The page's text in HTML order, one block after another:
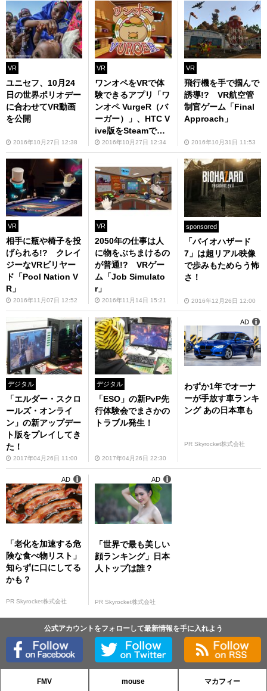
VR
ユニセフ、10月24
日の世界ポリオデー
に合わせてVR動画
を公開
2016年10月27日 12:38
VR
ワンオペをVRで体
験できるアプリ「ワ
ンオペ VurgeR（バ
ーガー）」、HTC V
ive版をSteamで公
開！2016年10月27日 12:34
VR
飛行機を手で掴んで
誘導!? VR航空管
制官ゲーム「Final
Approach」
2016年10月31日 11:53
VR
相手に瓶や椅子を投
げられる!? クレイ
ジーなVRビリヤー
ド「Pool Nation V
R」
2016年11月07日 12:52
VR
2050年の仕事は人
に物をぶちまけるの
が普通!? VRゲー
ム「Job Simulato
r」
2016年11月14日 15:21
sponsored
「バイオハザード
7」は超リアル映像
で歩みもためらう怖
さ！
2016年12月26日 12:00
デジタル
「エルダー・スクロ
ールズ・オンライ
ン」の新アップデー
ト版をプレイしてき
た！
2017年04月26日 11:00
デジタル
「ESO」の新PvP先
行体験会でまさかの
トラブル発生！
2017年04月26日 22:30
わずか1年でオーナ
ーが手放す車ランキ
ング あの日本車も
PR Skyrocket株式会社
AD
「老化を加速する危
険な食べ物リスト」
知らずに口にしてる
かも？
PR Skyrocket株式会社
AD
「世界で最も美しい
顔ランキング」日本
人トップは誰？
PR Skyrocket株式会社
AD
公式アカウントをフォローして最新情報を手に入れよう
FMV mouse マカフィー